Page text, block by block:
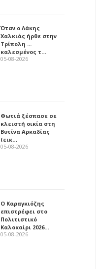
Όταν ο Λάκης
Χαλκιάς ήρθε στην
Τρίπολη ...
καλεσμένος τ…
05-08-2026
Φωτιά ξέσπασε σε
κλειστή οικία στη
Βυτίνα Αρκαδίας
(εικ…
05-08-2026
Ο Καραγκιόζης
επιστρέφει στο
Πολιτιστικό
Καλοκαίρι 2026…
05-08-2026